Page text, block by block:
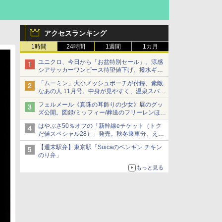
アクセスランキング
1時間 24時間 1週間 1カ月
ユニクロ、今日から「お盆特別セール」。涼感
シアサッカーワンピース待望値下げ、撥水ギア
ショーツは1990円に
「ムーミン」大小メッシュポーチが付録、素敵
なあの人 11月号。中身が見やすく、温泉スパに
も使える
フェルメール《真珠の耳飾りの少女》展のグッ
ズ公開。図録/ミッフィー/葬送のフリーレンほ
か、注目ブランドコラボが実現
はやぶさ50％オフの「新幹線eチケット（トク
だ値スペシャル28）」発売。秋冬乗車分、えき
ねっと限定
【週末駅弁】東京駅「Suicaのペンギン チキン
のり弁」
もっと見る